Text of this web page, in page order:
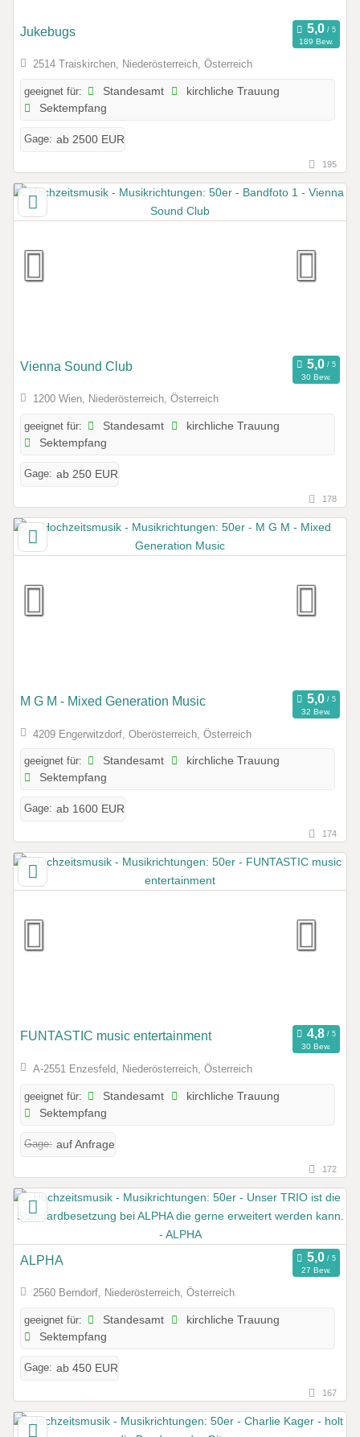
Jukebugs
189 Bew.
2514 Traiskirchen, Niederösterreich, Österreich
geeignet für: Standesamt
kirchliche Trauung
Sektempfang
Gage: ab 2500 EUR
195
Vienna Sound Club
30 Bew.
1200 Wien, Niederösterreich, Österreich
geeignet für: Standesamt
kirchliche Trauung
Sektempfang
Gage: ab 250 EUR
178
M G M - Mixed Generation Music
32 Bew.
4209 Engerwitzdorf, Oberösterreich, Österreich
geeignet für: Standesamt
kirchliche Trauung
Sektempfang
Gage: ab 1600 EUR
174
FUNTASTIC music entertainment
30 Bew.
A-2551 Enzesfeld, Niederösterreich, Österreich
geeignet für: Standesamt
kirchliche Trauung
Sektempfang
Gage: auf Anfrage
172
ALPHA
27 Bew.
2560 Berndorf, Niederösterreich, Österreich
geeignet für: Standesamt
kirchliche Trauung
Sektempfang
Gage: ab 450 EUR
167